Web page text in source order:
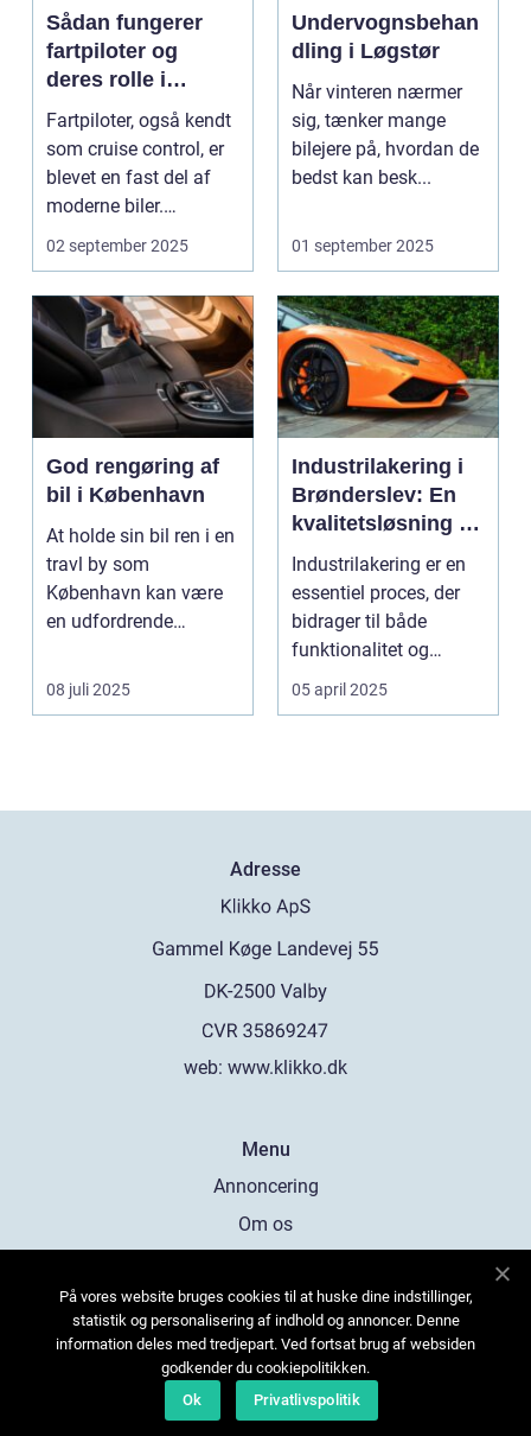
Sådan fungerer
fartpiloter og
deres rolle i
sikkerhed
Fartpiloter, også kendt
som cruise control, er
blevet en fast del af
moderne biler.
Systemet g...
02 september 2025
Undervognsbehan
dling i Løgstør
Når vinteren nærmer
sig, tænker mange
bilejere på, hvordan de
bedst kan besk...
01 september 2025
God rengøring af
bil i København
At holde sin bil ren i en
travl by som
København kan være
en udfordrende
08 juli 2025
Industrilakering i
Brønderslev: En
kvalitetsløsning til
dit næste projekt
Industrilakering er en
essentiel proces, der
bidrager til både
funktionalitet og
æstetik...
05 april 2025
Adresse
web: www.klikko.dk
Menu
Annoncering
Om os
Kontakt os
Sitemap
På vores website bruges cookies til at huske dine indstillinger,
statistik og personalisering af indhold og annoncer. Denne
information deles med tredjepart. Ved fortsat brug af websiden
godkender du cookiepolitikken.
Ok
Privatlivspolitik